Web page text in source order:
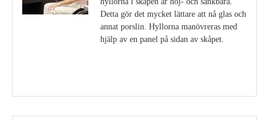
Detta gör det mycket lättare att nå glas och
annat porslin. Hyllorna manövreras med
hjälp av en panel på sidan av skåpet.